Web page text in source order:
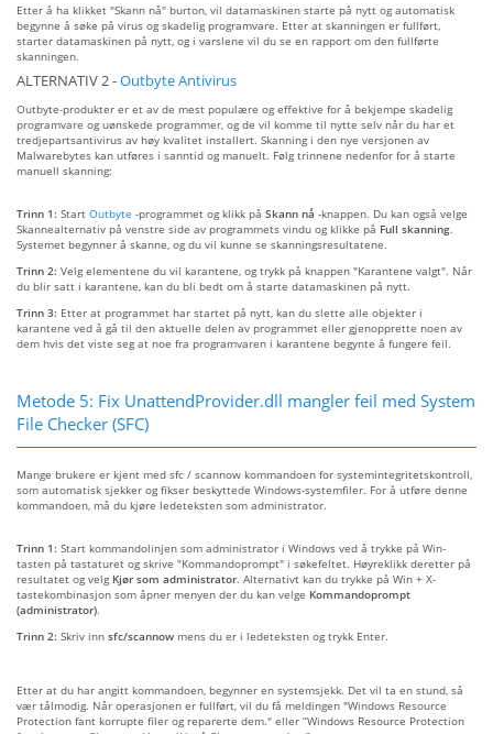
Etter å ha klikket "Skann nå" burton, vil datamaskinen starte på nytt og automatisk
begynne å søke på virus og skadelig programvare. Etter at skanningen er fullført,
starter datamaskinen på nytt, og i varslene vil du se en rapport om den fullførte
skanningen.
ALTERNATIV 2 -Outbyte Antivirus
Outbyte-produkter er et av de mest populære og effektive for å bekjempe skadelig
programvare og uønskede programmer, og de vil komme til nytte selv når du har et
tredjepartsantivirus av høy kvalitet installert. Skanning i den nye versjonen av
Malwarebytes kan utføres i sanntid og manuelt. Følg trinnene nedenfor for å starte
manuell skanning:
Trinn 1: Start Outbyte -programmet og klikk på Skann nå -knappen. Du kan også velge
Skannealternativ på venstre side av programmets vindu og klikke på Full skanning.
Systemet begynner å skanne, og du vil kunne se skanningsresultatene.
Trinn 2: Velg elementene du vil karantene, og trykk på knappen "Karantene valgt". Når
du blir satt i karantene, kan du bli bedt om å starte datamaskinen på nytt.
Trinn 3: Etter at programmet har startet på nytt, kan du slette alle objekter i
karantene ved å gå til den aktuelle delen av programmet eller gjenopprette noen av
dem hvis det viste seg at noe fra programvaren i karantene begynte å fungere feil.
Metode 5: Fix UnattendProvider.dll mangler feil med System
File Checker (SFC)
Mange brukere er kjent med sfc / scannow kommandoen for systemintegritetskontroll,
som automatisk sjekker og fikser beskyttede Windows-systemfiler. For å utføre denne
kommandoen, må du kjøre ledeteksten som administrator.
Trinn 1: Start kommandolinjen som administrator i Windows ved å trykke på Win-
tasten på tastaturet og skrive "Kommandoprompt" i søkefeltet. Høyreklikk deretter på
resultatet og velg Kjør som administrator. Alternativt kan du trykke på Win + X-
tastekombinasjon som åpner menyen der du kan velge Kommandoprompt
(administrator).
Trinn 2: Skriv inn sfc/scannow mens du er i ledeteksten og trykk Enter.
Etter at du har angitt kommandoen, begynner en systemsjekk. Det vil ta en stund, så
vær tålmodig. Når operasjonen er fullført, vil du få meldingen "Windows Resource
Protection fant korrupte filer og reparerte dem." eller “Windows Resource Protection